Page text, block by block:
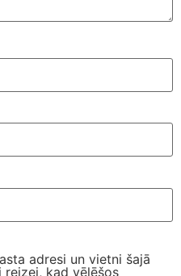
adresi un vietni šajā
reizei, kad vēlēšos